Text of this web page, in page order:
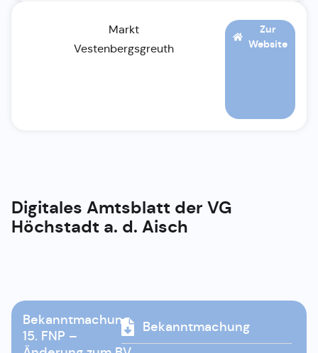
Markt
Vestenbergsgreuth
Zur
Website
Digitales Amtsblatt der VG
Höchstadt a. d. Aisch
Bekanntmachung
15. FNP –
Bekanntmachung